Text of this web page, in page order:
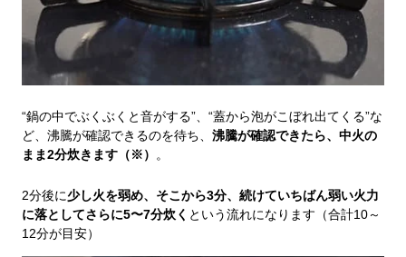
“鍋の中でぶくぶくと音がする”、“蓋から泡がこぼれ出てくる”な
ど、沸騰が確認できるのを待ち、 沸騰が確認できたら、中火の
まま2分炊きます（※） 。
2分後に少し火を弱め、そこから3分、続けていちばん弱い火力
に落としてさらに5〜7分炊く という流れになります（合計10～
12分が目安）